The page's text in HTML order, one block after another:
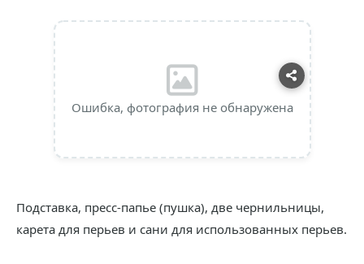
Ошибка, фотография не обнаружена
Подставка, пресс-папье (пушка), две чернильницы,
карета для перьев и сани для использованных перьев.